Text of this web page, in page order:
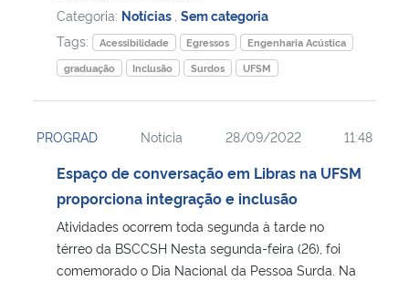
Ministério do Meio Ambiente
Ministério do Turismo
Controladoria-Geral da União
Ministério da Mulher, da Família e dos Direitos Humanos
Secretaria-Geral
Categoria: Notícias Sem categoria
Tags:
Acessibilidade Egressos
Engenharia Acústica
graduação
Inclusão Surdos UFSM
PROGRAD Notícia 28/09/2022 11:48
Espaço de conversação em Libras na UFSM
proporciona integração e inclusão
Atividades ocorrem toda segunda à tarde no
térreo da BSCCSH Nesta segunda-feira (26), foi
comemorado o Dia Nacional da Pessoa Surda. Na